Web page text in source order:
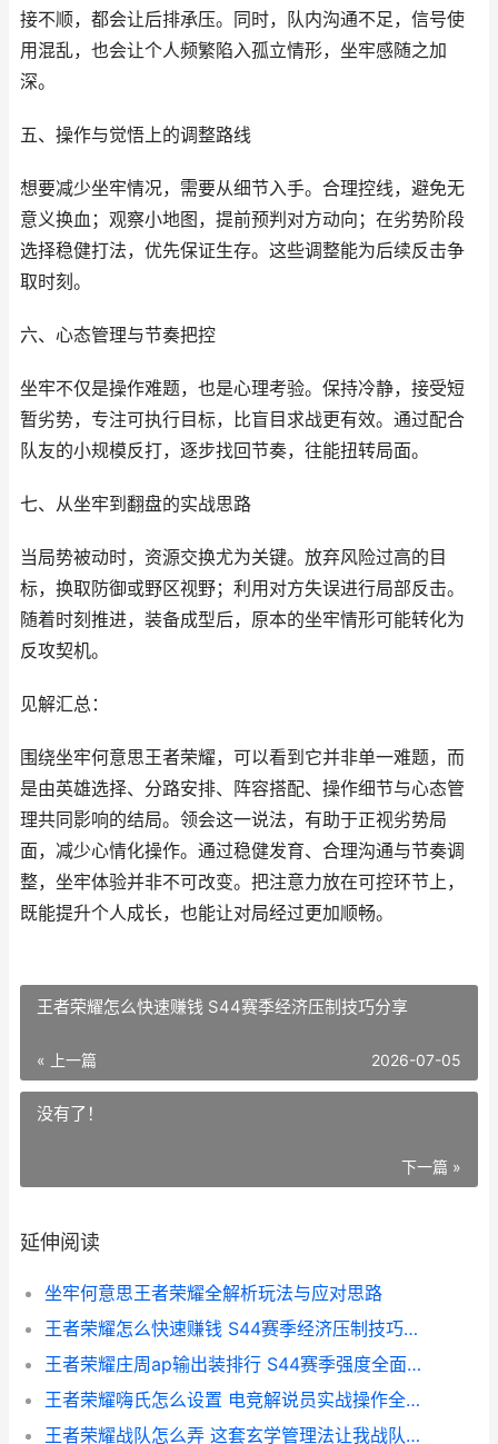
接不顺，都会让后排承压。同时，队内沟通不足，信号使
用混乱，也会让个人频繁陷入孤立情形，坐牢感随之加
深。
五、操作与觉悟上的调整路线
想要减少坐牢情况，需要从细节入手。合理控线，避免无
意义换血；观察小地图，提前预判对方动向；在劣势阶段
选择稳健打法，优先保证生存。这些调整能为后续反击争
取时刻。
六、心态管理与节奏把控
坐牢不仅是操作难题，也是心理考验。保持冷静，接受短
暂劣势，专注可执行目标，比盲目求战更有效。通过配合
队友的小规模反打，逐步找回节奏，往能扭转局面。
七、从坐牢到翻盘的实战思路
当局势被动时，资源交换尤为关键。放弃风险过高的目
标，换取防御或野区视野；利用对方失误进行局部反击。
随着时刻推进，装备成型后，原本的坐牢情形可能转化为
反攻契机。
见解汇总：
围绕坐牢何意思王者荣耀，可以看到它并非单一难题，而
是由英雄选择、分路安排、阵容搭配、操作细节与心态管
理共同影响的结局。领会这一说法，有助于正视劣势局
面，减少心情化操作。通过稳健发育、合理沟通与节奏调
整，坐牢体验并非不可改变。把注意力放在可控环节上，
既能提升个人成长，也能让对局经过更加顺畅。
王者荣耀怎么快速赚钱 S44赛季经济压制技巧分享
« 上一篇 2026-07-05
没有了！
下一篇 »
延伸阅读
坐牢何意思王者荣耀全解析玩法与应对思路
王者荣耀怎么快速赚钱 S44赛季经济压制技巧分享
王者荣耀庄周ap输出装排行 S44赛季强度全面解析
王者荣耀嗨氏怎么设置 电竞解说员实战操作全解析不踩坑
王者荣耀战队怎么弄 这套玄学管理法让我战队赛躺赢上分